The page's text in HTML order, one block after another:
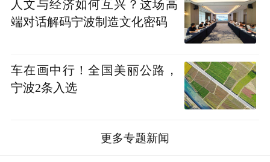
人文与经济如何互兴？这场高
端对话解码宁波制造文化密码
车在画中行！全国美丽公路，
宁波2条入选
更多专题新闻